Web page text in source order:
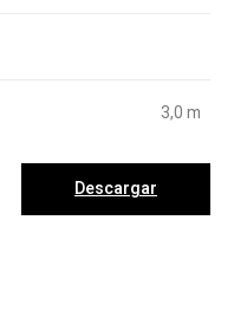
3,0 m
Descargar